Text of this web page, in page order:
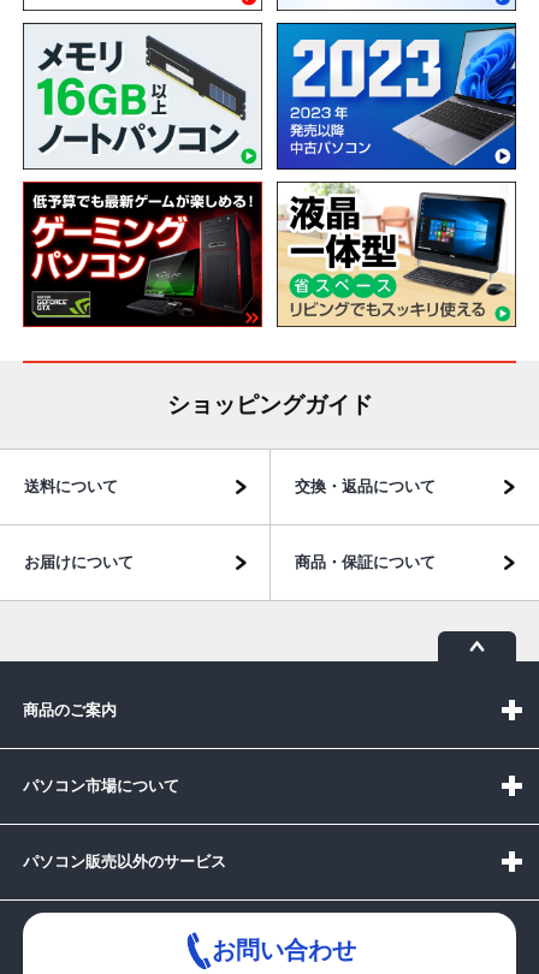
ショッピングガイド
送料について 交換・返品について
お届けについて 商品・保証について
商品のご案内
パソコン市場について
パソコン販売以外のサービス
お問い合わせ